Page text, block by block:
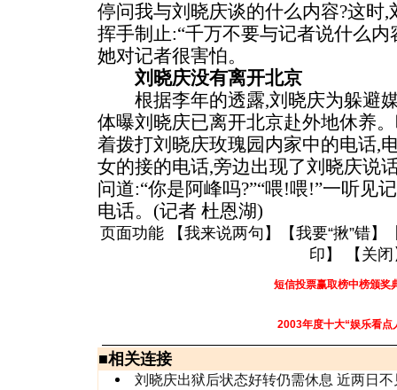
停问我与刘晓庆谈的什么内容?这时
挥手制止:“千万不要与记者说什么
她对记者很害怕。
刘晓庆没有离开北京
根据李年的透露,刘晓庆为躲避媒
体曝刘晓庆已离开北京赴外地休养
着拨打刘晓庆玫瑰园内家中的电话,
女的接的电话,旁边出现了刘晓庆说
问道:“你是阿峰吗?”“喂!喂!”一听见
电话。(记者 杜恩湖)
页面功能 【我来说两句 】【我要“揪”错】
印 】 【 关闭
短信投票赢取榜中榜颁奖
2003年度十大“娱乐看点
■相关连接
刘晓庆出狱后状态好转仍需休息 近两日